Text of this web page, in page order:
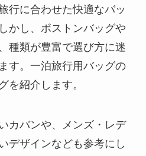
行に合わせた快適なバッ
かし、ボストンバッグや
種類が豊富で選び方に迷
す。一泊旅行用バッグの
を紹介します。
カバンや、メンズ・レデ
デザインなども参考にし